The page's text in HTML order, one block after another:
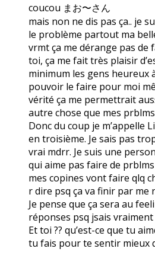
coucou まお〜さん
mais non ne dis pas ça.. je
le problème partout ma
vrmt ça me dérange pas de
toi, ça me fait très plaisir
minimum les gens heureux
pouvoir le faire pour moi
vérité ça me permettrait
autre chose que mes
Donc du coup je m’appelle
en troisième. Je sais pas
vrai mdrr. Je suis une
qui aime pas faire de
mes copines vont faire qlq
r dire psq ça va finir par me
Je pense que ça sera au
réponses psq jsais
Et toi ?? qu’est-ce que tu
tu fais pour te sentir mieux